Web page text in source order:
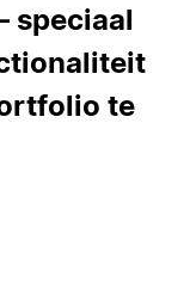
speciaal
te